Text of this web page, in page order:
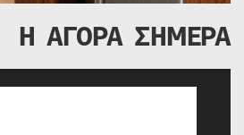
Η ΑΓΟΡΑ ΣΗΜΕΡΑ